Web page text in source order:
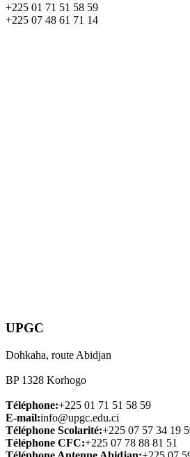
+225 01 71 51 58 59
+225 07 48 61 71 14
UPGC
Dohkaha, route Abidjan
BP 1328 Korhogo
Téléphone:+225 01 71 51 58 59
E-mail:info@upgc.edu.ci
Téléphone Scolarité:+225 07 57 34 19
Téléphone CFC:+225 07 78 88 81 51